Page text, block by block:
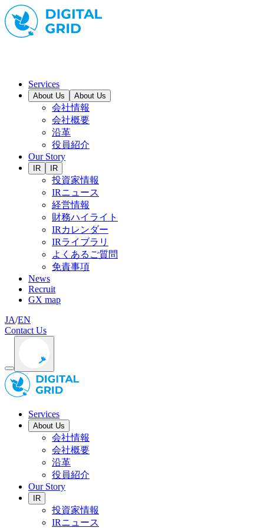
Services
About Us About Us
会社情報
会社概要
沿革
役員紹介
Our Story
IR IR
投資家情報
IRニュース
経営情報
財務ハイライト
IRカレンダー
IRライブラリ
よくあるご質問
免責事項
News
Recruit
GX map
JA/EN
Contact Us
Services
About Us
会社情報
会社概要
沿革
役員紹介
Our Story
IR
投資家情報
IRニュース